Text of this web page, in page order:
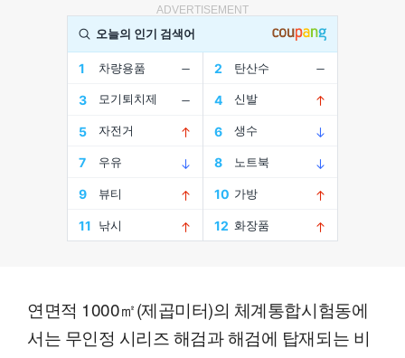
ADVERTISEMENT
연면적 1000㎡(제곱미터)의 체계통합시험동에
서는 무인정 시리즈 해검과 해검에 탑재되는 비